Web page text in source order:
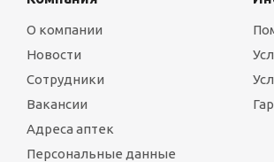
О компании
Новости
Сотрудники
Вакансии
Адреса аптек
Персональные данные